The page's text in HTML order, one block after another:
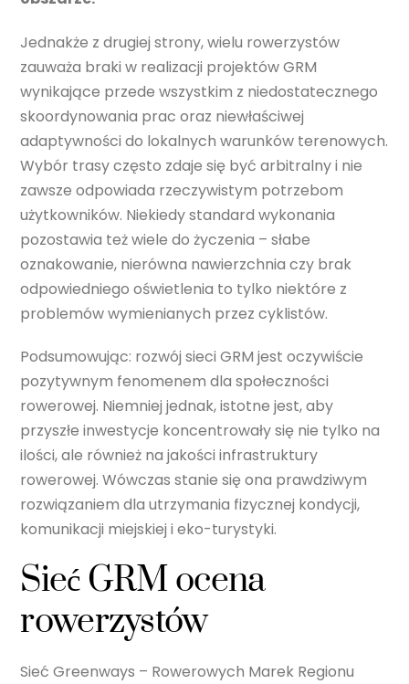
Jednakże z drugiej strony, wielu rowerzystów
zauważa braki w realizacji projektów GRM
wynikające przede wszystkim z niedostatecznego
skoordynowania prac oraz niewłaściwej
adaptywności do lokalnych warunków terenowych.
Wybór trasy często zdaje się być arbitralny i nie
zawsze odpowiada rzeczywistym potrzebom
użytkowników. Niekiedy standard wykonania
pozostawia też wiele do życzenia – słabe
oznakowanie, nierówna nawierzchnia czy brak
odpowiedniego oświetlenia to tylko niektóre z
problemów wymienianych przez cyklistów.
Podsumowując: rozwój sieci GRM jest oczywiście
pozytywnym fenomenem dla społeczności
rowerowej. Niemniej jednak, istotne jest, aby
przyszłe inwestycje koncentrowały się nie tylko na
ilości, ale również na jakości infrastruktury
rowerowej. Wówczas stanie się ona prawdziwym
rozwiązaniem dla utrzymania fizycznej kondycji,
komunikacji miejskiej i eko-turystyki.
Sieć GRM ocena
rowerzystów
Sieć Greenways – Rowerowych Marek Regionu